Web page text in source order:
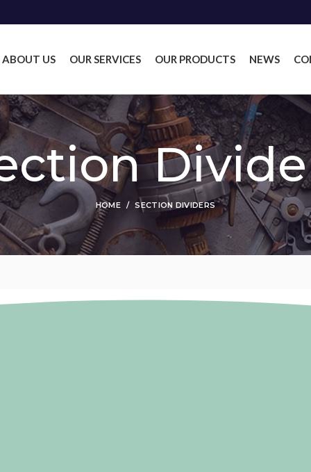
ABOUT US OUR SERVICES OUR PRODUCTS NEWS
HOME SECTION DIVIDERS